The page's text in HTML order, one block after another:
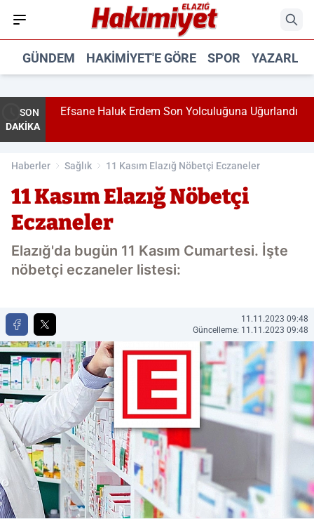
GÜNDEM HAKIMIYET'E GÖRE SPOR
SON
DAKİKA
Efsane Haluk Erdem Son Yolculuğuna Uğurlandı
Haberler Sağlık 11 Kasım Elazığ Nöbetçi Eczaneler
11 Kasım Elazığ Nöbetçi
Eczaneler
Elazığ'da bugün 11 Kasım Cumartesi. İşte
nöbetçi eczaneler listesi:
11.11.2023 09:48
Güncelleme: 11.11.2023 09:48